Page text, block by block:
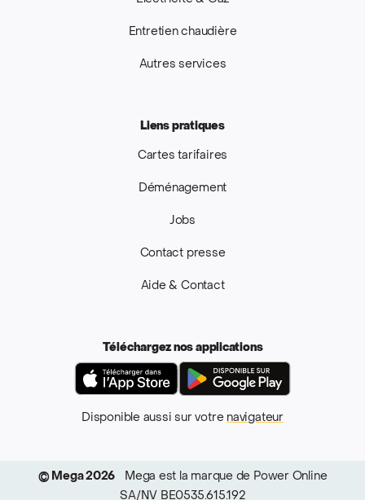
Entretien chaudière
Autres services
Liens pratiques
Cartes tarifaires
Déménagement
Jobs
Contact presse
Aide & Contact
Téléchargez nos applications
App Store
Disponible aussi sur votre navigateur
© Mega 2026
Mega est la marque de Power Online
SA/NV BE0535.615.192